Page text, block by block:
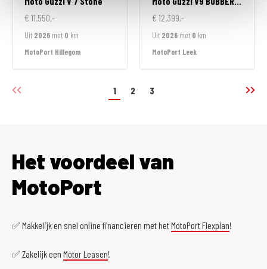
€ 11.550,-
Uit 2026 met 0 km
MotoPort Hillegom
€ 12.399,-
Uit 2026 met 0 km
MotoPort Leek
1 2 3
Het voordeel van
MotoPort
✅ Makkelijk en snel online financieren met hetMotoPort Flexplan!
✅ Zakelijk een Motor Leasen!